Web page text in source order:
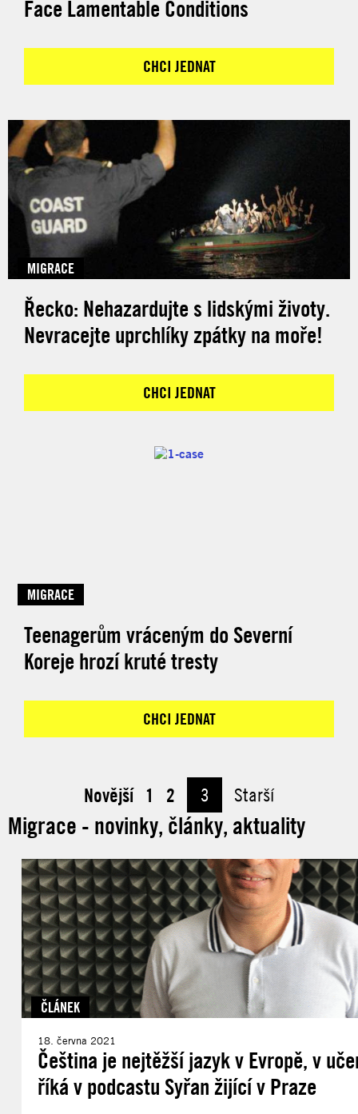
Face Lamentable Conditions
CHCI JEDNAT
MIGRACE
Řecko: Nehazardujte s lidskými životy.
Nevracejte uprchlíky zpátky na moře!
CHCI JEDNAT
MIGRACE
Teenagerům vráceným do Severní
Koreje hrozí kruté tresty
CHCI JEDNAT
Novější 1 2 3 Starší
Migrace - novinky, články, aktuality
ČLÁNEK
18. června 2021
Čeština je nejtěžší jazyk v Evropě, v
říká v podcastu Syřan žijící v Praze